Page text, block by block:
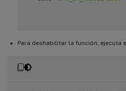
Para deshabilitar la función, ejecuta